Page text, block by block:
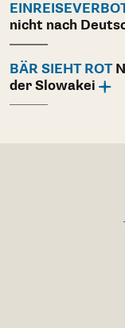
nicht nach
BÄR SIEHT ROT
der Slowakei